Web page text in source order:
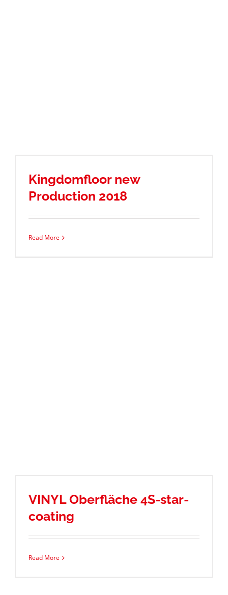
Kingdomfloor new
Production 2018
Read More
VINYL Oberfläche 4S-star-
coating
Read More